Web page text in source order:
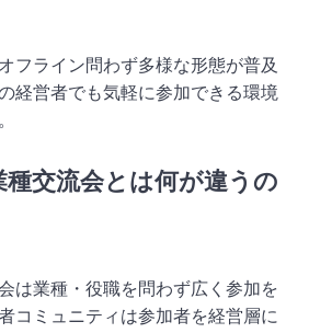
フライン問わず多様な形態が普及
経営者でも気軽に参加できる環境
種交流会とは何が違うの
は業種・役職を問わず広く参加を
コミュニティは参加者を経営層に